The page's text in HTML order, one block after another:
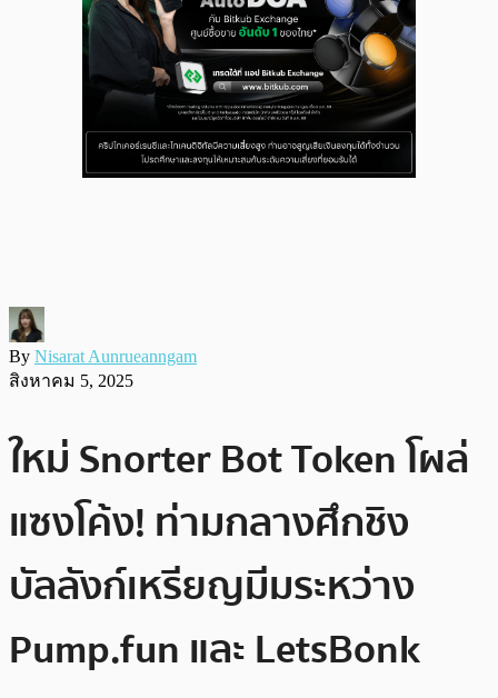
By Nisarat Aunrueanngam
สิงหาคม 5, 2025
ใหม่ Snorter Bot Token โผล่
แซงโค้ง! ท่ามกลางศึกชิง
บัลลังก์เหรียญมีมระหว่าง
Pump.fun และ LetsBonk